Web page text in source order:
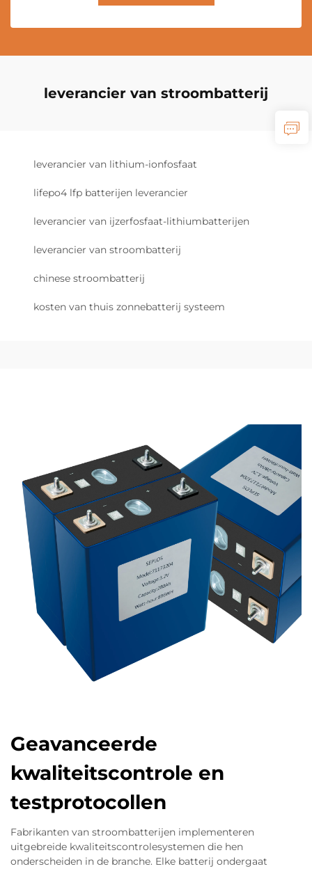
leverancier van stroombatterij
leverancier van lithium-ionfosfaat
lifepo4 lfp batterijen leverancier
leverancier van ijzerfosfaat-lithiumbatterijen
leverancier van stroombatterij
chinese stroombatterij
kosten van thuis zonnebatterij systeem
Geavanceerde
kwaliteitscontrole en
testprotocollen
Fabrikanten van stroombatterijen implementeren
uitgebreide kwaliteitscontrolesystemen die hen
onderscheiden in de branche. Elke batterij ondergaat